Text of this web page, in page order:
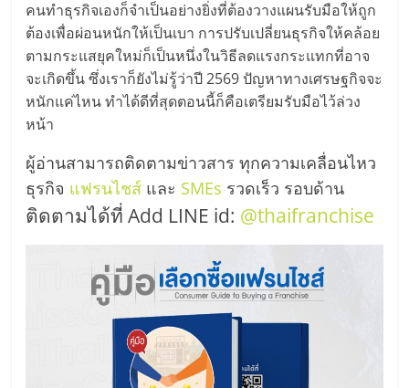
คนทำธุรกิจเองก็จำเป็นอย่างยิ่งที่ต้องวางแผนรับมือให้ถูก
ต้องเพื่อผ่อนหนักให้เป็นเบา การปรับเปลี่ยนธุรกิจให้คล้อย
ตามกระแสยุคใหม่ก็เป็นหนึ่งในวิธีลดแรงกระแทกที่อาจ
จะเกิดขึ้น ซึ่งเราก็ยังไม่รู้ว่าปี 2569 ปัญหาทางเศรษฐกิจจะ
หนักแค่ไหน ทำได้ดีที่สุดตอนนี้ก็คือเตรียมรับมือไว้ล่วง
หน้า
ผู้อ่านสามารถติดตามข่าวสาร ทุกความเคลื่อนไหว
ธุรกิจ แฟรนไชส์ และ SMEs รวดเร็ว รอบด้าน
ติดตามได้ที่ Add LINE id: @thaifranchise